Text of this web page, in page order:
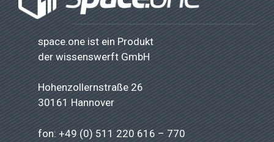
space.one ist ein Produkt
derwissenswerft GmbH
Hohenzollernstraße 26
30161 Hannover
fon: +49 (0) 511 220 616 – 770